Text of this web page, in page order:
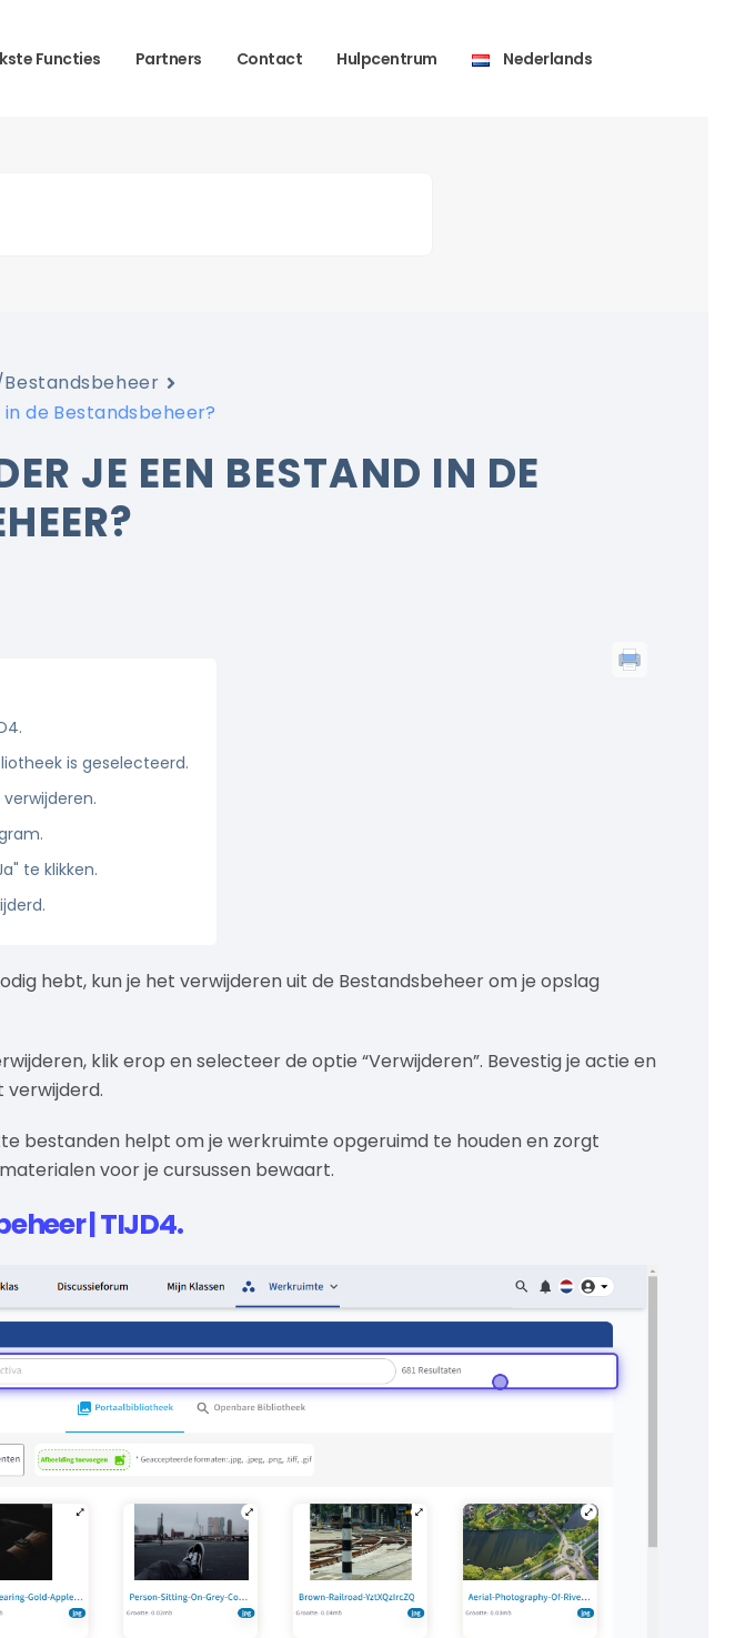
Functies Partners Contact Hulpcentrum Nederlands
de Bestandsbeheer?
JE EEN BESTAND IN DE
is geselecteerd.
te klikken.
hebt, kun je het verwijderen uit de Bestandsbeheer om je opslag
klik erop en selecteer de optie “Verwijderen”. Bevestig je actie en
bestanden helpt om je werkruimte opgeruimd te houden en zorgt
voor je cursussen bewaart.
| TIJD4.